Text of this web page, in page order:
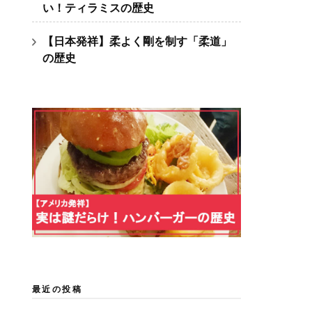
い！ティラミスの歴史
【日本発祥】柔よく剛を制す「柔道」
の歴史
最近の投稿